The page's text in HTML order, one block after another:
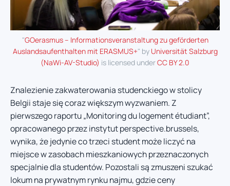
"GOerasmus – Informationsveranstaltung zu geförderten
Auslandsaufenthalten mit ERASMUS+" by Universität Salzburg
(NaWi-AV-Studio) is licensed underCC BY 2.0
Znalezienie zakwaterowania studenckiego w stolicy
Belgii staje się coraz większym wyzwaniem. Z
pierwszego raportu „Monitoring du logement étudiant”,
opracowanego przez instytut perspective.brussels,
wynika, że jedynie co trzeci student może liczyć na
miejsce w zasobach mieszkaniowych przeznaczonych
specjalnie dla studentów. Pozostali są zmuszeni szukać
lokum na prywatnym rynku najmu, gdzie ceny